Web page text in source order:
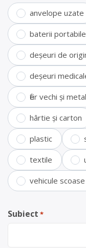
anvelope uzate
baterii portabile
deșeuri de
deșeuri
fier vechi și
hârtie și carton
plastic
textile
vehicule
Subiect *